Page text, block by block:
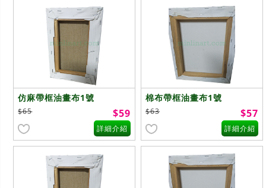
仿麻帶框油畫布1號
$65 $59
詳細介紹
棉布帶框油畫布1號
$63 $57
詳細介紹